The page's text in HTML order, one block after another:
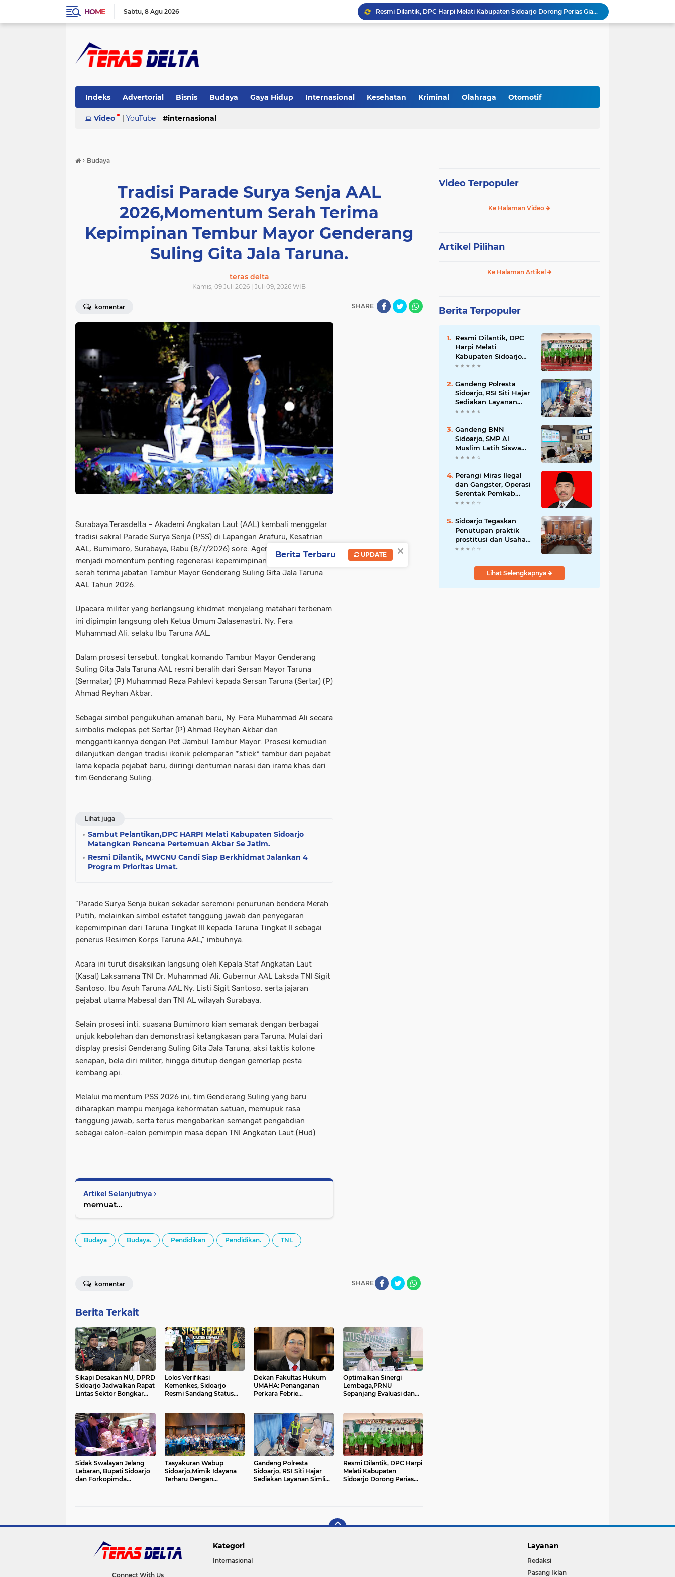
HOME Sabtu 8 Agu 2026
Resmi Dilantik, DPC Harpi Melati Kabupaten Sidoarjo Dorong Perias Giatkan Promosi Rias Penganten Putri Jenggolo.
Gandeng BNN Sidoarjo, SMP Al Muslim Latih Siswa Berani Tolak Bahaya Narkoba dan Pergaulan Bebas.
Sidoarjo Tegaskan Penutupan praktik prostitusi dan Usaha Miras Tanpa Izin, Bupati Subandi dan Forkopimda Siap Turun ke Lapangan.
Indeks Advertorial Bisnis Budaya Gaya Hidup Internasional Kesehatan Kriminal Olahraga Otomotif
Pemerintahan Pendidikan Peristiwa
Video | YouTube internasional
› Budaya
Tradisi Parade Surya Senja AAL
2026,Momentum Serah Terima
Kepimpinan Tembur Mayor Genderang
Suling Gita Jala Taruna.
teras delta
Kamis, 09 Juli 2026 | Juli 09, 2026 WIB
komentar SHARE
Surabaya.Terasdelta – Akademi Angkatan Laut (AAL) kembali menggelar
tradisi sakral Parade Surya Senja (PSS) di Lapangan Arafuru, Kesatrian
AAL, Bumimoro, Surabaya, Rabu (8/7/2026) sore. Agenda tahunan ini
menjadi momentum penting regenerasi kepemimpinan, ditandai dengan
serah terima jabatan Tambur Mayor Genderang Suling Gita Jala Taruna
AAL Tahun 2026.
‎Upacara militer yang berlangsung khidmat menjelang matahari terbenam
ini dipimpin langsung oleh Ketua Umum Jalasenastri, Ny. Fera
Muhammad Ali, selaku Ibu Taruna AAL.
‎Dalam prosesi tersebut, tongkat komando Tambur Mayor Genderang
Suling Gita Jala Taruna AAL resmi beralih dari Sersan Mayor Taruna
(Sermatar) (P) Muhammad Reza Pahlevi kepada Sersan Taruna (Sertar) (P)
Ahmad Reyhan Akbar.
‎Sebagai simbol pengukuhan amanah baru, Ny. Fera Muhammad Ali secara
simbolis melepas pet Sertar (P) Ahmad Reyhan Akbar dan
menggantikannya dengan Pet Jambul Tambur Mayor. Prosesi kemudian
dilanjutkan dengan tradisi ikonik pelemparan *stick* tambur dari pejabat
lama kepada pejabat baru, diiringi dentuman narasi dan irama khas dari
tim Genderang Suling.
Lihat juga
Sambut Pelantikan,DPC HARPI Melati Kabupaten Sidoarjo
Matangkan Rencana Pertemuan Akbar Se Jatim.
Resmi Dilantik, MWCNU Candi Siap Berkhidmat Jalankan 4
Program Prioritas Umat.
‎"Parade Surya Senja bukan sekadar seremoni penurunan bendera Merah
Putih, melainkan simbol estafet tanggung jawab dan penyegaran
kepemimpinan dari Taruna Tingkat III kepada Taruna Tingkat II sebagai
penerus Resimen Korps Taruna AAL," imbuhnya.
‎Acara ini turut disaksikan langsung oleh Kepala Staf Angkatan Laut
(Kasal) Laksamana TNI Dr. Muhammad Ali, Gubernur AAL Laksda TNI Sigit
Santoso, Ibu Asuh Taruna AAL Ny. Listi Sigit Santoso, serta jajaran
pejabat utama Mabesal dan TNI AL wilayah Surabaya.
‎Selain prosesi inti, suasana Bumimoro kian semarak dengan berbagai
unjuk kebolehan dan demonstrasi ketangkasan para Taruna. Mulai dari
display presisi Genderang Suling Gita Jala Taruna, aksi taktis kolone
senapan, bela diri militer, hingga ditutup dengan gemerlap pesta
kembang api.
‎Melalui momentum PSS 2026 ini, tim Genderang Suling yang baru
diharapkan mampu menjaga kehormatan satuan, memupuk rasa
tanggung jawab, serta terus mengobarkan semangat pengabdian
sebagai calon-calon pemimpin masa depan TNI Angkatan Laut.(Hud)
Artikel Selanjutnya
memuat...
Budaya Budaya. Pendidikan Pendidikan. TNI.
SHARE
komentar
Berita Terkait
Sikapi Desakan NU, DPRD
Sidoarjo Jadwalkan Rapat
Lintas Sektor Bongkar
Lolos Verifikasi
Kemenkes, Sidoarjo
Resmi Sandang Status
Dekan Fakultas Hukum
UMAHA: Penanganan
Perkara Febrie
Peradilan Pidana Terpadu.
Optimalkan Sinergi
Lembaga,PRNU
Sepanjang Evaluasi dan
Sidak Swalayan Jelang
Lebaran, Bupati Sidoarjo
dan Forkopimda
Tasyakuran Wabup
Sidoarjo,Mimik Idayana
Terharu Dengan
Gandeng Polresta
Sidoarjo, RSI Siti Hajar
Sediakan Layanan Simling
Resmi Dilantik, DPC Harpi
Melati Kabupaten
Sidoarjo Dorong Perias
Video Terpopuler
Ke Halaman Video
Artikel Pilihan
Ke Halaman Artikel
Berita Terpopuler
Resmi Dilantik, DPC
Harpi Melati
Kabupaten Sidoarjo
Dorong Perias Giatkan
Penganten Putri
Jenggolo.
Gandeng Polresta
Sidoarjo, RSI Siti Hajar
Sediakan Layanan
Simling 24 Jam Plus
Gandeng BNN
Sidoarjo, SMP Al
Muslim Latih Siswa
Berani Tolak Bahaya
Pergaulan Bebas.
Perangi Miras Ilegal
dan Gangster, Operasi
Serentak Pemkab
Sidoarjo Panen
Sidoarjo Tegaskan
Penutupan praktik
prostitusi dan Usaha
Miras Tanpa Izin,
Forkopimda Siap
Turun ke Lapangan.
Lihat Selengkapnya
Connect With Us
Kategori
Internasional
Layanan
Redaksi
Pasang Iklan
×
Berita Terbaru UPDATE